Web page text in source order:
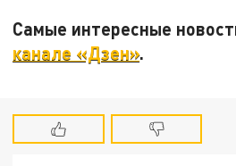
Самые интересные
канале «Дзен».